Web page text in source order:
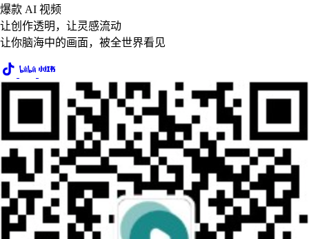
爆款 AI 视频
让创作透明，让灵感流动
让你脑海中的画面，被全世界看见